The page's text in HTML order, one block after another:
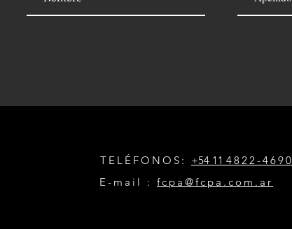
TELÉFONOS: +54 11 4822-4690
E-mail : fcpa@fcpa.com.ar